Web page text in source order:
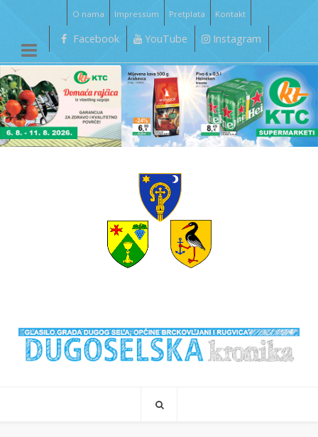
O nama Impressum Pretplata Kontakt
Facebook YouTube Instagram